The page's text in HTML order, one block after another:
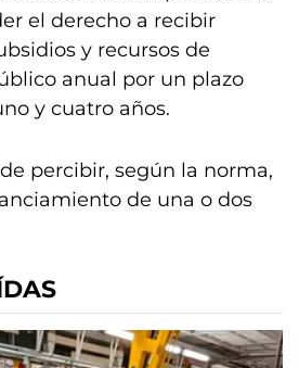
el derecho a recibir
y recursos de
anual por un plazo
y cuatro años.
percibir, según la norma,
de una o dos